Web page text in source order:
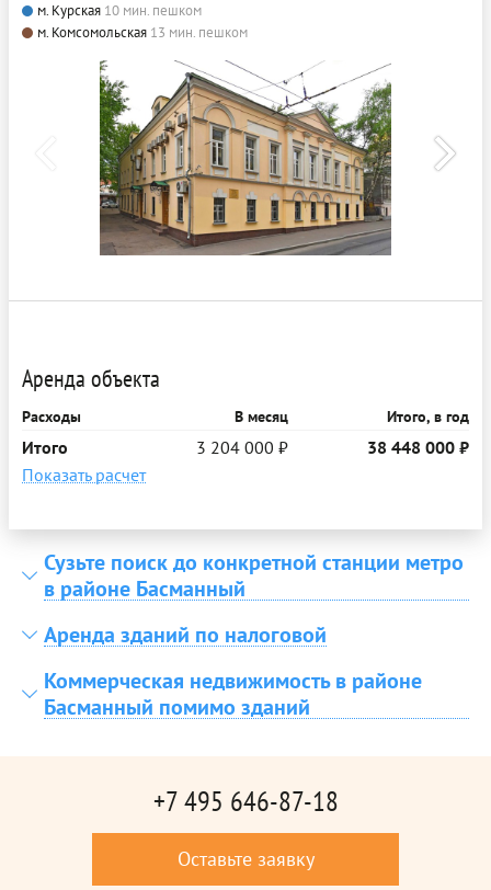
м. Курская 10 мин. пешком
м. Комсомольская 13 мин. пешком
Аренда объекта
Расходы В месяц Итого, в год
Итого 3 204 000 ₽
38 448 000 ₽
Показать расчет
Сузьте поиск до конкретной станции метро
в районе Басманный
Аренда зданий по налоговой
Коммерческая недвижимость в районе
Басманный помимо зданий
+7 495 646-87-18
Оставьте заявку